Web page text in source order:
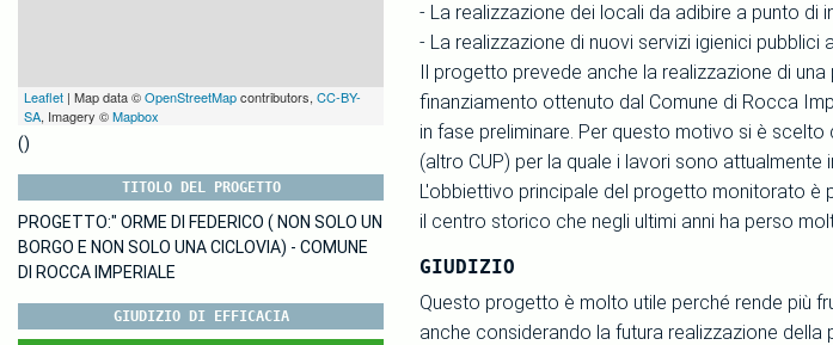
Leaflet | Map data ©OpenStreetMapcontributors, CC-BY-
SA, Imagery ©Mapbox
()
TITOLO DEL PROGETTO
PROGETTO:" ORME DI FEDERICO ( NON SOLO UN
BORGO E NON SOLO UNA CICLOVIA) - COMUNE
DI ROCCA IMPERIALE
GIUDIZIO DI EFFICACIA
- La realizzazione dei locali da adibire a punto di
- La realizzazione di nuovi servizi igienici
Il progetto prevede anche la realizzazione di
finanziamento ottenuto dal Comune di Rocca
in fase preliminare. Per questo motivo si è
(altro CUP) per la quale i lavori sono attualmente
L'obbiettivo principale del progetto monitorato è
il centro storico che negli ultimi anni ha perso
GIUDIZIO
Questo progetto è molto utile perché rende più
anche considerando la futura realizzazione